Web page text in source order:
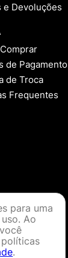
e Devoluções
de Pagamento
de Troca
Frequentes
para uma
Ao
.